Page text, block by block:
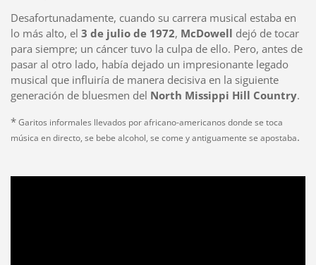
Desafortunadamente, cuando su carrera musical estaba en
lo más alto, el 3 de julio de 1972, McDowell dejó de tocar
para siempre; un cáncer tuvo la culpa de ello. Pero, antes de
pasar al otro lado, había dejado un impresionante legado
musical que influiría de manera decisiva en la siguiente
generación de bluesmen del North Missippi Hill Country.
*Garitos informales llevados por africano-americanos donde se toca
música en directo, se bebe alcohol, se come y antiguamente se apostaba.